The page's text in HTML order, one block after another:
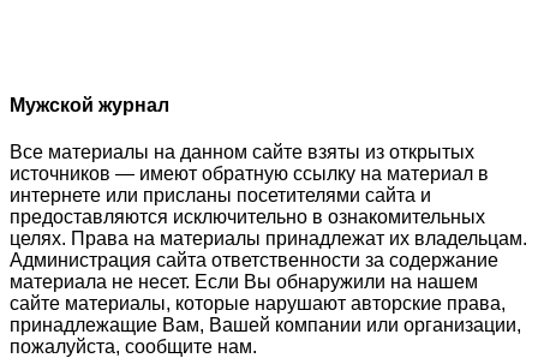
Мужской журнал
Все материалы на данном сайте взяты из открытых
источников — имеют обратную ссылку на материал в
интернете или присланы посетителями сайта и
предоставляются исключительно в ознакомительных
целях. Права на материалы принадлежат их владельцам.
Администрация сайта ответственности за содержание
материала не несет. Если Вы обнаружили на нашем
сайте материалы, которые нарушают авторские права,
принадлежащие Вам, Вашей компании или организации,
пожалуйста, сообщите нам.